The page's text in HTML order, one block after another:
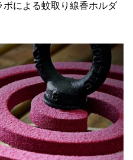
ボによる蚊取り線香ホルダ